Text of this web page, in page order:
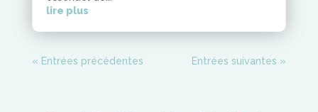
lire plus
« Entrées précédentes Entrées suivantes »